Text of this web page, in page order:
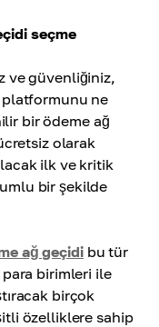
seçme
ve güvenliğiniz,
platformunu ne
bir ödeme ağ
olarak
ilk ve kritik
bir şekilde
ağ geçidibu tür
birimleri ile
birçok
özelliklere sahip